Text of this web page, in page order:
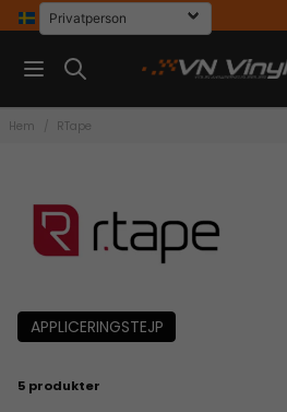
Hem RTape
APPLICERINGSTEJP
5 produkter